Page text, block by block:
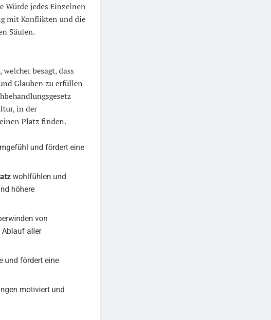
Würde jedes Einzelnen
mit Konflikten und die
Säulen.
besagt, dass
Glauben zu erfüllen
in der
Platz finden.
und fördert eine
wohlfühlen und
höhere
von
Ablauf aller
und fördert eine
motiviert und